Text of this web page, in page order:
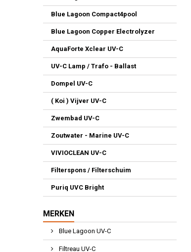
Blue Lagoon Compact4pool
Blue Lagoon Copper Electrolyzer
AquaForte Xclear UV-C
UV-C Lamp / Trafo - Ballast
Dompel UV-C
( Koi ) Vijver UV-C
Zwembad UV-C
Zoutwater - Marine UV-C
VIVIOCLEAN UV-C
Filterspons / Filterschuim
Puriq UVC Bright
MERKEN
Blue Lagoon UV-C
Filtreau UV-C